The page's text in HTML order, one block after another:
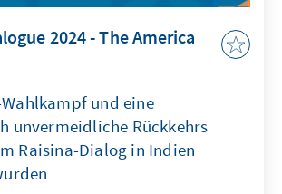
2024 - The America
und eine
unvermeidliche Rückkehrs
Raisina-Dialog in Indien